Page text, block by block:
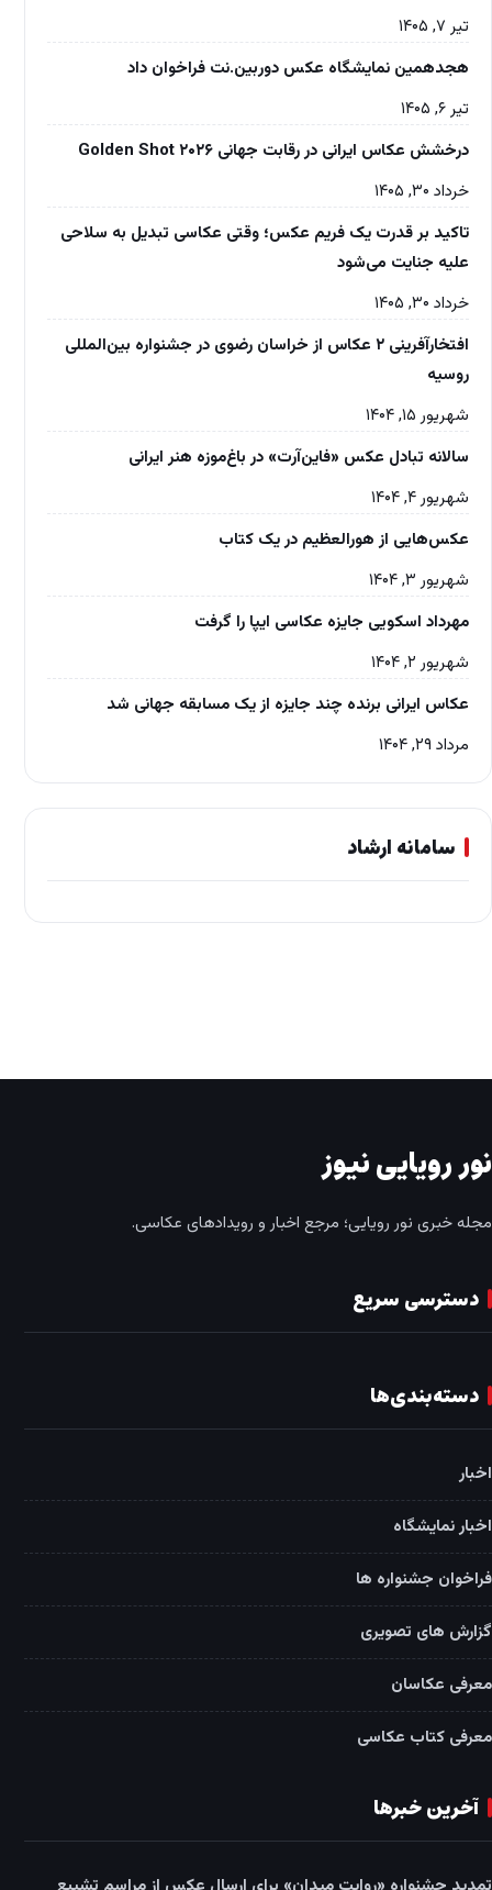
تیر ۷, ۱۴۰۵
هجدهمین نمایشگاه عکس دوربین.نت فراخوان داد
تیر ۶, ۱۴۰۵
درخشش عکاس ایرانی در رقابت جهانی Golden Shot ۲۰۲۶
خرداد ۳۰, ۱۴۰۵
تاکید بر قدرت یک فریم عکس؛ وقتی عکاسی تبدیل به سلاحی
علیه جنایت می‌شود
خرداد ۳۰, ۱۴۰۵
افتخارآفرینی ۲ عکاس از خراسان رضوی در جشنواره بین‌المللی
روسیه
شهریور ۱۵, ۱۴۰۴
سالانه تبادل عکس «فاین‌آرت» در باغ‌موزه‌ هنر ایرانی
شهریور ۴, ۱۴۰۴
عکس‌هایی از هورالعظیم در یک کتاب
شهریور ۳, ۱۴۰۴
مهرداد اسکویی جایزه عکاسی ایپا را گرفت
شهریور ۲, ۱۴۰۴
عکاس ایرانی برنده چند جایزه از یک مسابقه جهانی شد
مرداد ۲۹, ۱۴۰۴
سامانه ارشاد
نور رویایی نیوز
مجله خبری نور رویایی؛ مرجع اخبار و رویدادهای عکاسی.
دسترسی سریع
دسته‌بندی‌ها
اخبار
اخبار نمایشگاه
فراخوان جشنواره ها
گزارش های تصویری
معرفی عکاسان
معرفی کتاب عکاسی
آخرین خبرها